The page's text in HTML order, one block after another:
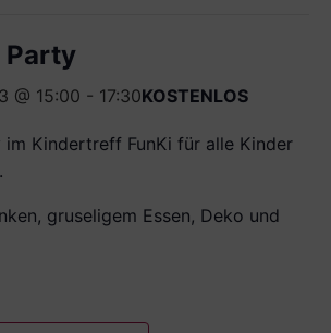
Party
@ 15:00 - 17:30KOSTENLOS
im Kindertreff FunKi für alle Kinder
gruseligem Essen, Deko und